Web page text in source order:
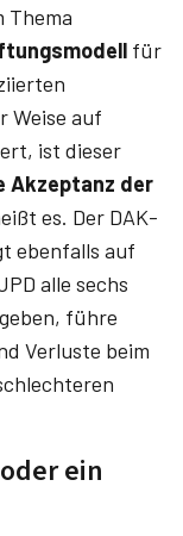
Thema
für
Weise auf
ist dieser
Akzeptanz der
es. Der DAK-
ebenfalls auf
alle sechs
führe
Verluste beim
ein